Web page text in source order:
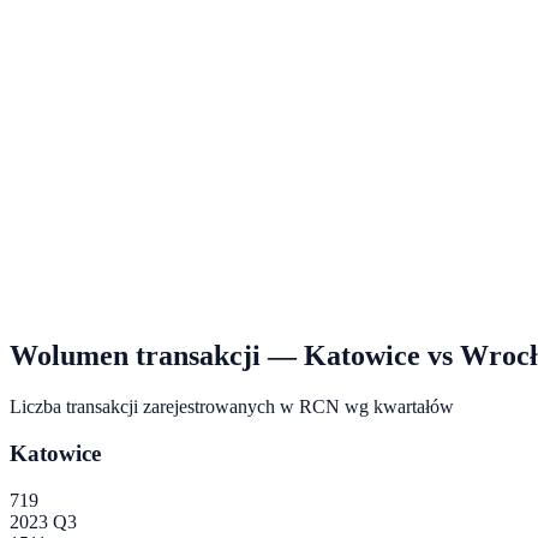
Wolumen transakcji —Katowice vs
Liczba transakcji zarejestrowanych w RCN wg kwartałów
Katowice
719
2023 Q3